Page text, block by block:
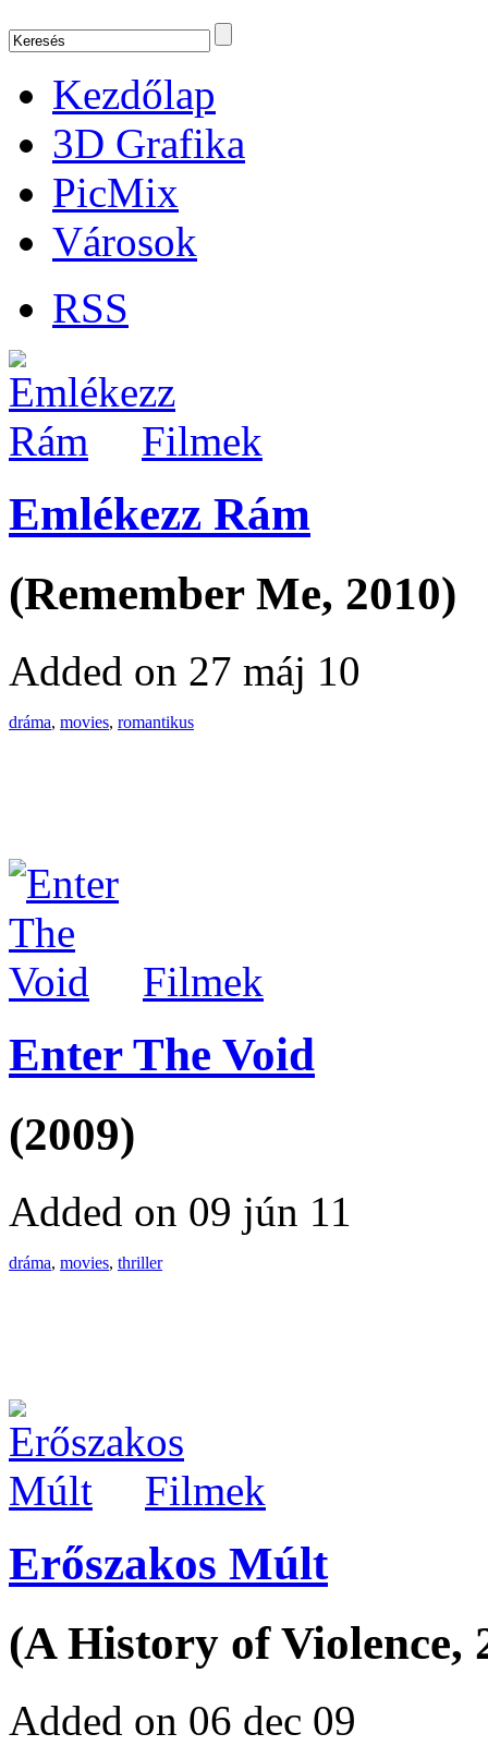
Kezdőlap
3D Grafika
PicMix
Városok
RSS
Filmek
Emlékezz Rám
(Remember Me, 2010)
Added on 27 máj 10
dráma, movies, romantikus
Filmek
Enter The Void
(2009)
Added on 09 jún 11
dráma, movies, thriller
Filmek
Erőszakos Múlt
(A History of Violence,
Added on 06 dec 09